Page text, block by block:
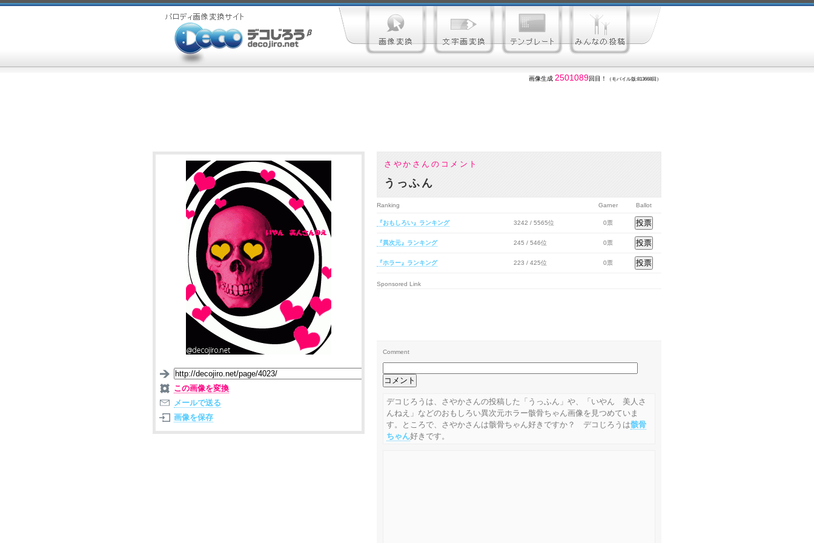
画像生成 2501089回目！ （モバイル版:813668回）
さやかさんのコメント
うっふん
この画像を変換
メールで送る
画像を保存
Ranking Garner Ballot
『おもしろい』ランキング 3242 / 5565位 0票
『異次元』ランキング 245 / 546位 0票
『ホラー』ランキング 223 / 425位 0票
Sponsored Link
Comment
デコじろうは、さやかさんの投稿した「うっふん」や、「いやん 美人さ
んねえ」などのおもしろい異次元ホラー骸骨ちゃん画像を見つめていま
す。ところで、さやかさんは骸骨ちゃん好きですか？ デコじろうは骸骨
ちゃん好きです。